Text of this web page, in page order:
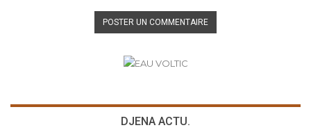
DJENA ACTU.